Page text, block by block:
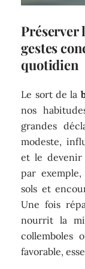
Préserver
gestes
quotidien
Le sort de la
nos
grandes
modeste,
et le devenir
par
sols et
Une fois
nourrit la
collemboles
favorable,